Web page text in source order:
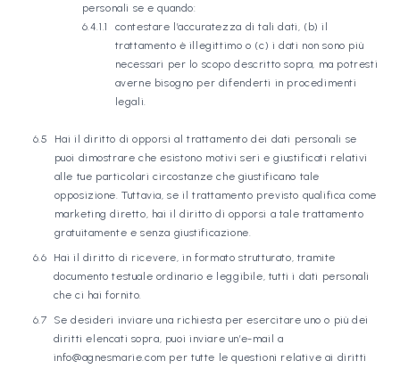
personali se e quando:
contestare l’accuratezza di tali dati, (b) il
trattamento è illegittimo o (c) i dati non sono più
necessari per lo scopo descritto sopra, ma potresti
averne bisogno per difenderti in procedimenti
legali.
Hai il diritto di opporsi al trattamento dei dati personali se
puoi dimostrare che esistono motivi seri e giustificati relativi
alle tue particolari circostanze che giustificano tale
opposizione. Tuttavia, se il trattamento previsto qualifica come
marketing diretto, hai il diritto di opporsi a tale trattamento
gratuitamente e senza giustificazione.
Hai il diritto di ricevere, in formato strutturato, tramite
documento testuale ordinario e leggibile, tutti i dati personali
che ci hai fornito.
Se desideri inviare una richiesta per esercitare uno o più dei
diritti elencati sopra, puoi inviare un’e-mail a
info@agnesmarie.com per tutte le questioni relative ai diritti